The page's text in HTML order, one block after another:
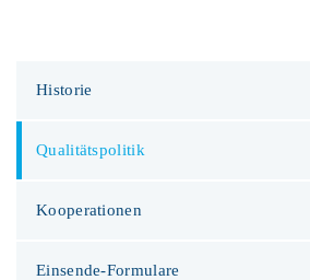
Historie
Qualitätspolitik
Kooperationen
Einsende-Formulare